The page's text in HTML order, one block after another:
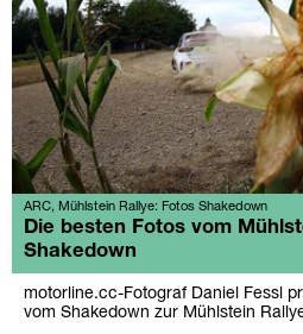
ARC, Mühlstein Rallye: Fotos Shakedown
Die besten Fotos vom
Shakedown
motorline.cc-Fotograf Daniel Fessl
vom Shakedown zur Mühlstein